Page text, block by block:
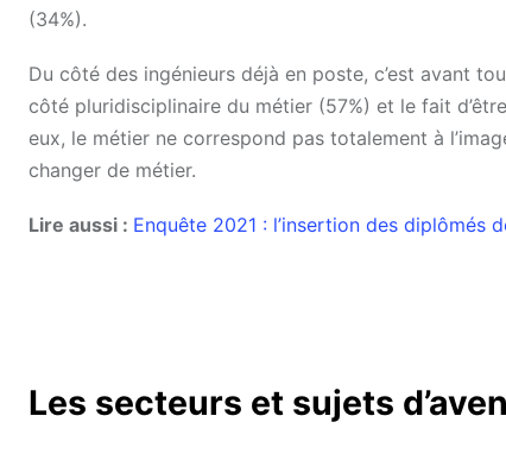
(34%).
Du côté des ingénieurs déjà en poste, c’est avant
côté pluridisciplinaire du métier (57%) et le fait
eux, le métier ne correspond pas totalement à
changer de métier.
Lire aussi : Enquête 2021 : l’insertion des diplômés
Les secteurs et sujets